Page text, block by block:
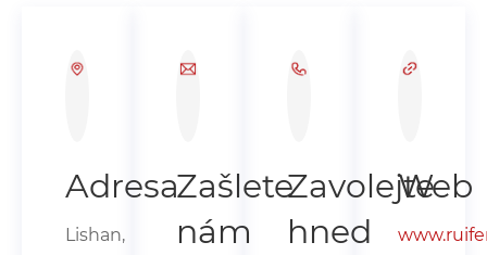
Adresa
Lishan,
Zašlete
nám
Zavolejte
hned
Web